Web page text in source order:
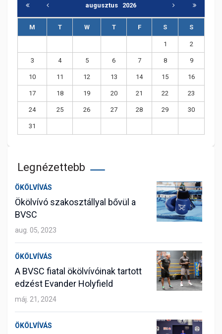
augusztus 2026
M T W T F S S
1 2
3 4 5 6 7 8 9
10 11 12 13 14 15 16
17 18 19 20 21 22 23
24 25 26 27 28 29 30
31
Legnézettebb
ÖKÖLVÍVÁS
Ökölvívó szakosztállyal bővül a
BVSC
aug. 05, 2023
ÖKÖLVÍVÁS
A BVSC fiatal ökölvívóinak tartott
edzést Evander Holyfield
máj. 21, 2024
ÖKÖLVÍVÁS